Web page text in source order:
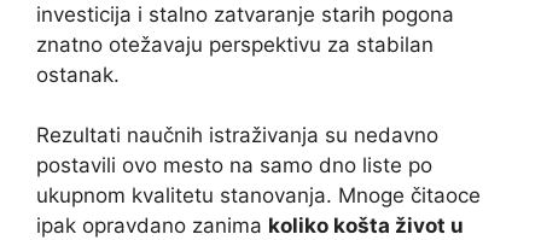
investicija i stalno zatvaranje starih pogona
znatno otežavaju perspektivu za stabilan
ostanak.
Rezultati naučnih istraživanja su nedavno
postavili ovo mesto na samo dno liste po
ukupnom kvalitetu stanovanja. Mnoge čitaoce
ipak opravdano zanima koliko košta život u